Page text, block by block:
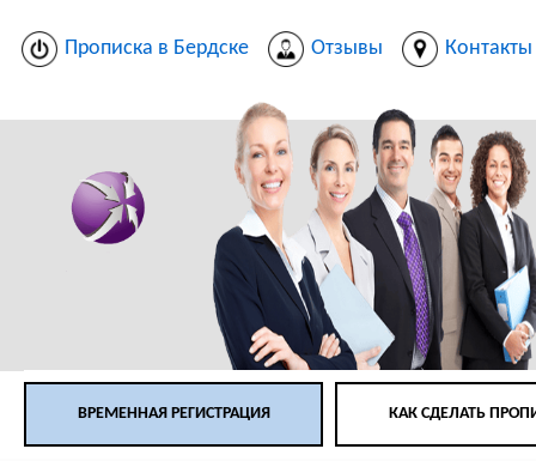
Прописка в Бердске Отзывы Контакты
ВРЕМЕННАЯ РЕГИСТРАЦИЯ КАК СДЕЛАТЬ